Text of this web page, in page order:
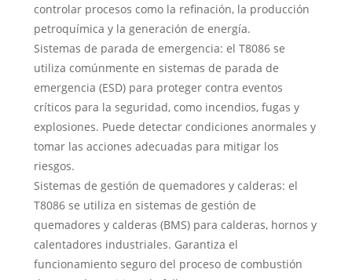
controlar procesos como la refinación, la producción
petroquímica y la generación de energía.
Sistemas de parada de emergencia: el T8086 se
utiliza comúnmente en sistemas de parada de
emergencia (ESD) para proteger contra eventos
críticos para la seguridad, como incendios, fugas y
explosiones. Puede detectar condiciones anormales y
tomar las acciones adecuadas para mitigar los
riesgos.
Sistemas de gestión de quemadores y calderas: el
T8086 se utiliza en sistemas de gestión de
quemadores y calderas (BMS) para calderas, hornos y
calentadores industriales. Garantiza el
funcionamiento seguro del proceso de combustión